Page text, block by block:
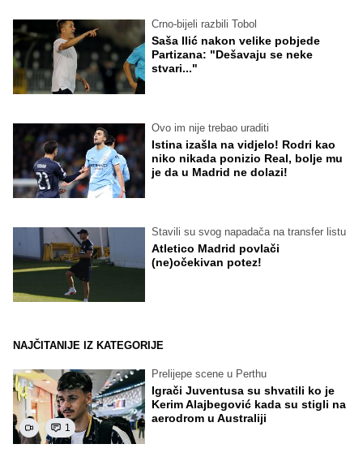
Crno-bijeli razbili Tobol
Saša Ilić nakon velike pobjede
Partizana: "Dešavaju se neke
stvari..."
Ovo im nije trebao uraditi
Istina izašla na vidjelo! Rodri kao
niko nikada ponizio Real, bolje mu
je da u Madrid ne dolazi!
Stavili su svog napadača na transfer listu
Atletico Madrid povlači
(ne)očekivan potez!
NAJČITANIJE IZ KATEGORIJE
1
Prelijepe scene u Perthu
Igrači Juventusa su shvatili ko je
Kerim Alajbegović kada su stigli na
aerodrom u Australiji